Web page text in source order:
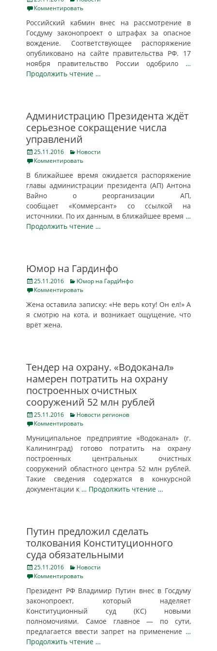
on Комментировать
Российский кабмин внес на рассмотрение в
Госдуму законопроект о штрафах за опасное
вождение. Соответствующее распоряжение
опубликовано на сайте правительства РФ. 17
ноября правительство России одобрило …
Продолжить чтение …
Администрацию Президента ждёт
серьезное сокращение числа
управлений
Posted
on
25.11.2016 Categories
Новости
Комментировать
В ближайшее время ожидается распоряжение
главы администрации президента (АП) Антона
Вайно о реорганизации АП,
сообщает «Коммерсант» со ссылкой на
источники. По их данным, в ближайшее время …
Продолжить чтение …
Юмор на Гардинфо
Posted
on
25.11.2016 Categories
Юмор на ГардИнфо
Комментировать
Жена оставила записку: «Не верь коту! Он ел!» А
я смотрю на кота, и возникает ощущение, что
врёт жена.
Тендер на охрану. «Водоканал»
намерен потратить на охрану
построенных очистных
сооружений 52 млн рублей
Posted
on
25.11.2016 Categories
Новости регионов
Комментировать
Муниципальное предприятие «Водоканал» (г.
Калининград) готово потратить на охрану
построенных центральных очистных
сооружений областного центра 52 млн рублей.
Такие сведения содержатся в конкурсной
документации к … Продолжить чтение …
Путин предложил сделать
толкования Конституционного
суда обязательными
Posted
on
25.11.2016 Categories
Новости
Комментировать
Президент РФ Владимир Путин внес в Госдуму
законопроект, который наделяет
Конституционный суд (КС) новыми
полномочиями. Самое главное — по сути,
предлагается ввести запрет на применение …
Продолжить чтение …